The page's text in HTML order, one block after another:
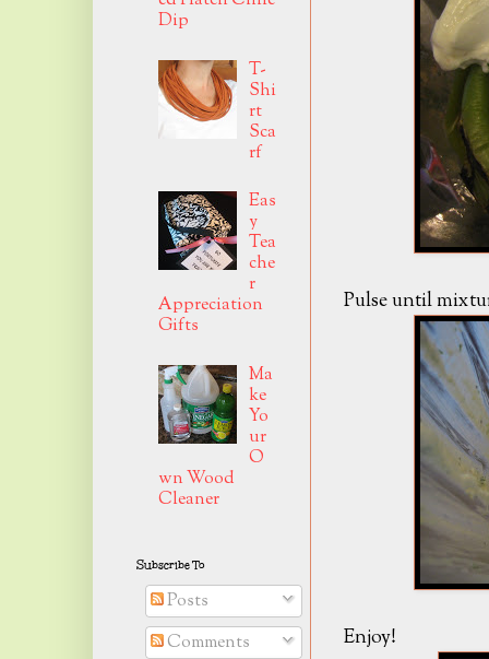
Pulse until
Enjoy!
Dip
T-
Shi
rt
Sca
rf
Eas
y
Tea
che
r
Appreciation
Gifts
Ma
ke
Yo
ur
O
wn Wood
Cleaner
Subscribe To
Posts
Comments